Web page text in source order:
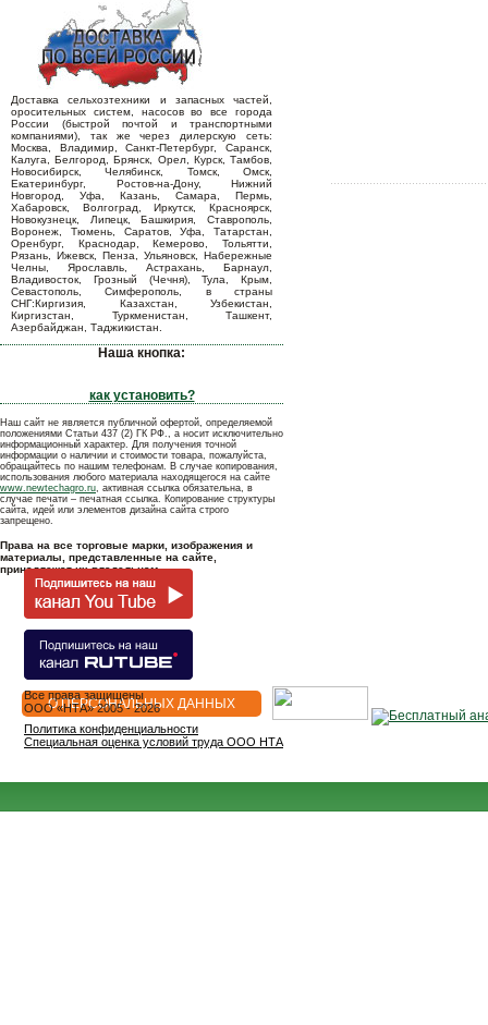
Доставка сельхозтехники и запасных частей,
оросительных систем, насосов во все города
России (быстрой почтой и транспортными
компаниями), так же через дилерскую сеть:
Москва, Владимир, Санкт-Петербург, Саранск,
Калуга, Белгород, Брянск, Орел, Курск, Тамбов,
Новосибирск, Челябинск, Томск, Омск,
Екатеринбург, Ростов-на-Дону, Нижний
Новгород, Уфа, Казань, Самара, Пермь,
Хабаровск, Волгоград, Иркутск, Красноярск,
Новокузнецк, Липецк, Башкирия, Ставрополь,
Воронеж, Тюмень, Саратов, Уфа, Татарстан,
Оренбург, Краснодар, Кемерово, Тольятти,
Рязань, Ижевск, Пенза, Ульяновск, Набережные
Челны, Ярославль, Астрахань, Барнаул,
Владивосток, Грозный (Чечня), Тула, Крым,
Севастополь, Симферополь, в страны
СНГ:Киргизия, Казахстан, Узбекистан,
Киргизстан, Туркменистан, Ташкент,
Азербайджан, Таджикистан.
Наша кнопка:
как установить?
Наш сайт не является публичной офертой, определяемой
положениями Статьи 437 (2) ГК РФ., а носит исключительно
информационный характер. Для получения точной
информации о наличии и стоимости товара, пожалуйста,
обращайтесь по нашим телефонам. В случае копирования,
использования любого материала находящегося на сайте
www.newtechagro.ru, активная ссылка обязательна, в
случае печати – печатная ссылка. Копирование структуры
сайта, идей или элементов дизайна сайта строго
запрещено.
Права на все торговые марки, изображения и
материалы, представленные на сайте,
принадлежат их владельцам.
О ПЕРСОНАЛЬНЫХ ДАННЫХ
Все права защищены
OOO «НТА» 2005 - 2026
Политика конфиденциальности
Специальная оценка условий труда ООО НТА